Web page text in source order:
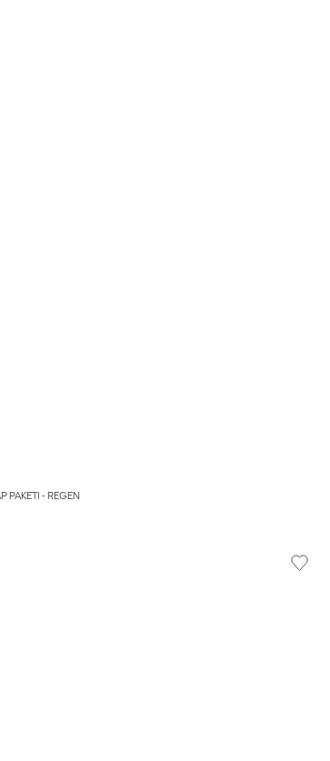
PAKETI - REGEN